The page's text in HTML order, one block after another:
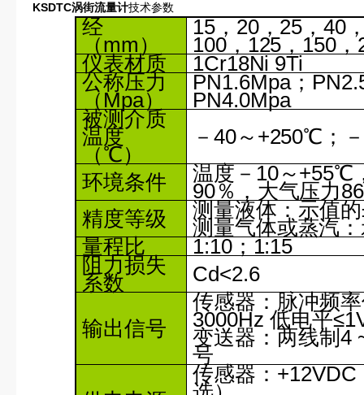
KSDTC涡街流量计技术参数
经
（mm ）
15， 20， 25 ，40
100， 125 ， 150，
仪表材质 1Cr18Ni 9Ti
公称压力
（ Mpa）
PN1.6Mpa；
PN4.0Mpa
被测介质
温度
（℃）
－40～ +250℃ ；－
环境条件
温度－ 10～+55℃
90％，大气压力86
精度等级
测量液体： 示值的
测量气体或蒸汽：
量程比 1:10； 1:15
阻力损失
系数 Cd<2.6
输出信号
传感器：脉冲频
3000Hz低电平
变送器：两线制4
号
传感器： +12VDC